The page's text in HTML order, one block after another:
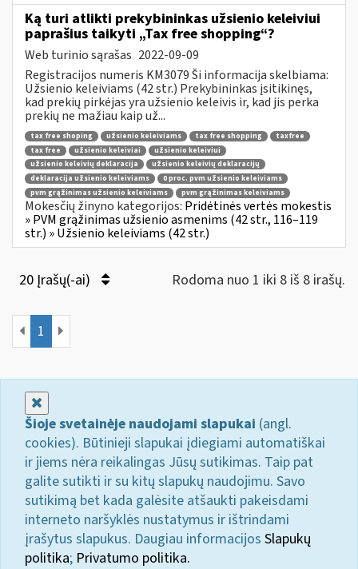
Ką turi atlikti prekybininkas užsienio keleiviui
paprašius taikyti „Tax free shopping“?
Web turinio sąrašas 2022-09-09
Registracijos numeris KM3079 Ši informacija skelbiama:
Užsienio keleiviams (42 str.) Prekybininkas įsitikinęs,
kad prekių pirkėjas yra užsienio keleivis ir, kad jis perka
prekių ne mažiau kaip už...
tax free shoping užsienio keleiviams tax free shopping
taxfree
tax free
užsienio keleiviai
užsienio keleiviui
užsienio keleivių deklaracija
užsienio keleivių deklaracijų
deklaracija užsienio keleiviams
0 proc. pvm užsienio keleiviams
pvm grąžinimas užsienio keleiviams
pvm grąžinimas keleiviams
Mokesčių žinyno kategorijos: Pridėtinės vertės mokestis
» PVM grąžinimas užsienio asmenims (42 str., 116–119
str.) » Užsienio keleiviams (42 str.)
20 Įrašų(-ai) Rodoma nuo 1 iki 8 iš 8 irašų.
1
Šioje svetainėje naudojami slapukai (angl.
cookies). Būtinieji slapukai įdiegiami automatiškai
ir jiems nėra reikalingas Jūsų sutikimas. Taip pat
galite sutikti ir su kitų slapukų naudojimu. Savo
sutikimą bet kada galėsite atšaukti pakeisdami
interneto naršyklės nustatymus ir ištrindami
įrašytus slapukus. Daugiau informacijos Slapukų
politika; Privatumo politika.